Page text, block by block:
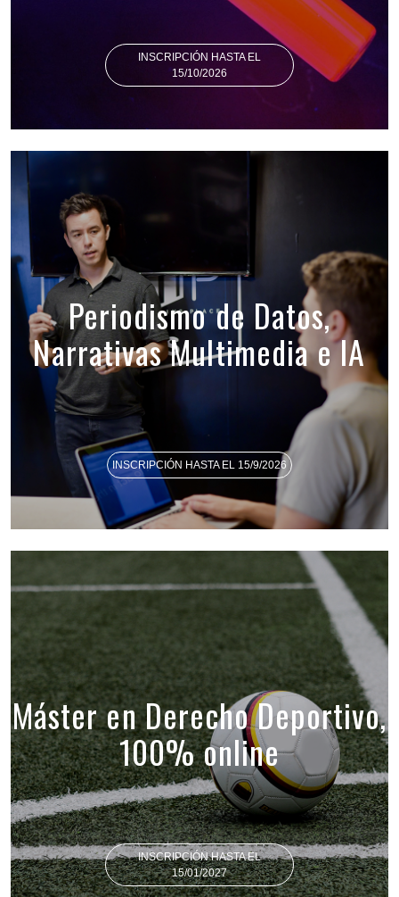
INSCRIPCIÓN HASTA EL
15/10/2026
Periodismo de Datos,
Narrativas Multimedia e IA
INSCRIPCIÓN HASTA EL 15/9/2026
Máster en Derecho Deportivo,
100% online
INSCRIPCIÓN HASTA EL
15/01/2027